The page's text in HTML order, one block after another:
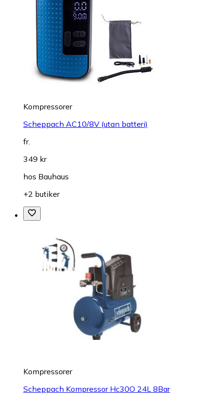
Kompressorer
Scheppach AC10/8V (utan batteri)
fr.
349 kr
hos Bauhaus
+2 butiker
Kompressorer
Scheppach Kompressor Hc30O 24L 8Bar